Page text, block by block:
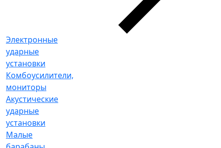
Электронные
ударные
установки
Комбоусилители,
мониторы
Акустические
ударные
установки
Малые